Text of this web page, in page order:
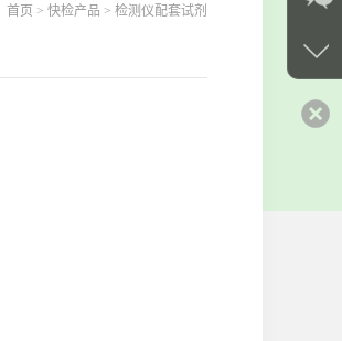
首页 > 快检产品 > 检测仪配套试剂